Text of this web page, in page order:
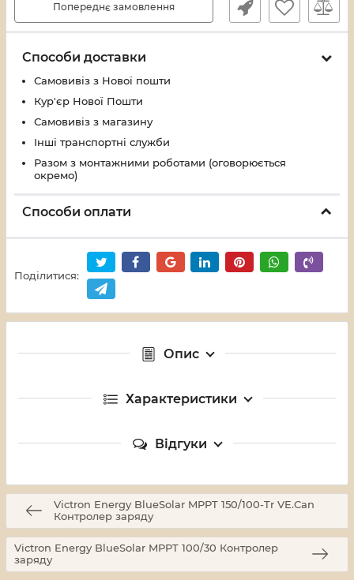
Попереднє замовлення
Способи доставки
Самовивіз з Нової пошти
Кур'єр Нової Пошти
Самовивіз з магазину
Інші транспортні служби
Разом з монтажними роботами (оговорюється
окремо)
Способи оплати
Поділитися:
Опис
Характеристики
Відгуки
Victron Energy BlueSolar MPPT 150/100-Tr VE.Can
Контролер заряду
Victron Energy BlueSolar MPPT 100/30 Контролер
заряду